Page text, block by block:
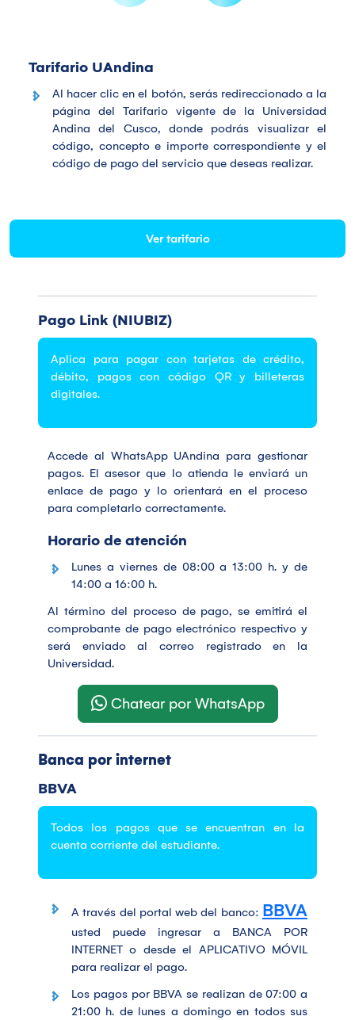
Tarifario UAndina
Al hacer clic en el botón, serás redireccionado a la
página del Tarifario vigente de la Universidad
Andina del Cusco, donde podrás visualizar el
código, concepto e importe correspondiente y el
código de pago del servicio que deseas realizar.
Ver tarifario
Pago Link (NIUBIZ)
Aplica para pagar con tarjetas de crédito,
débito, pagos con código QR y billeteras
digitales.
Accede al WhatsApp UAndina para gestionar
pagos. El asesor que lo atienda le enviará un
enlace de pago y lo orientará en el proceso
para completarlo correctamente.
Horario de atención
Lunes a viernes de 08:00 a 13:00 h. y de
14:00 a 16:00 h.
Al término del proceso de pago, se emitirá el
comprobante de pago electrónico respectivo y
será enviado al correo registrado en la
Universidad.
Chatear por WhatsApp
Banca por internet
BBVA
Todos los pagos que se encuentran en la
cuenta corriente del estudiante.
A través del portal web del banco: BBVA
usted puede ingresar a BANCA POR
INTERNET o desde el APLICATIVO MÓVIL
para realizar el pago.
Los pagos por BBVA se realizan de 07:00 a
21:00 h. de lunes a domingo en todos sus